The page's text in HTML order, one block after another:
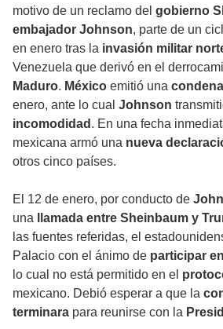
motivo de un reclamo del gobierno
embajador Johnson, parte de un
en enero tras la invasión militar
Venezuela que derivó en el
Maduro. México emitió una
enero, ante lo cual Johnson
incomodidad . En una fecha
mexicana armó una nueva
otros cinco países.
El 12 de enero, por conducto de
una
llamada entre Sheinbaum y
las fuentes referidas, el
Palacio con el ánimo de participar
lo cual no está permitido en el
mexicano. Debió esperar a que la
terminara para reunirse con la